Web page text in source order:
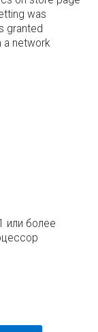
was
granted
a network
или более